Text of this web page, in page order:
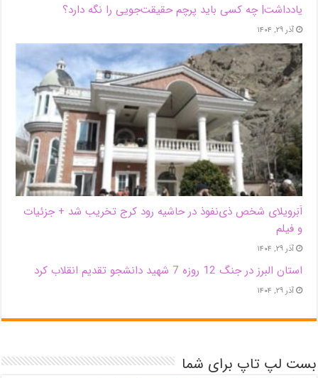
یادداشت| ‌چه کسی باید پرچم حقیقت‌جویی را نگه دارد؟
آذر ۲۹, ۱۴۰۴
اَبَر‌ویلای شخص ذی‌نفوذ در حاشیه‌ رود کرج تخریب شد + جزئیات
و فیلم
آذر ۲۹, ۱۴۰۴
استان البرز در جنگ 12 روزه 7 شهید دانشجو تقدیم انقلاب کرد
آذر ۲۹, ۱۴۰۴
بست لپ تاپ برای شما